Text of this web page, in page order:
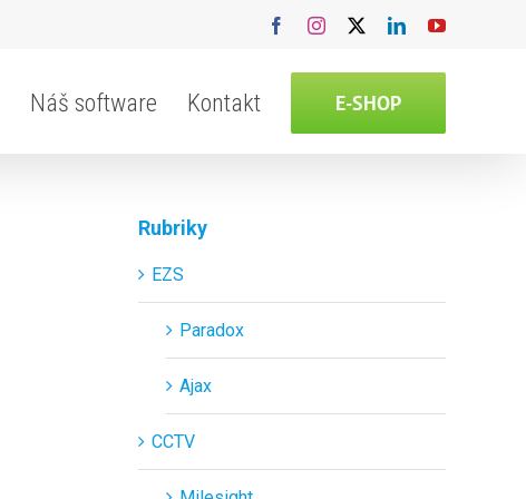
FacebookInstagram LinkedInYouTube
Náš software Kontakt E-SHOP
Rubriky
EZS
Paradox
Ajax
CCTV